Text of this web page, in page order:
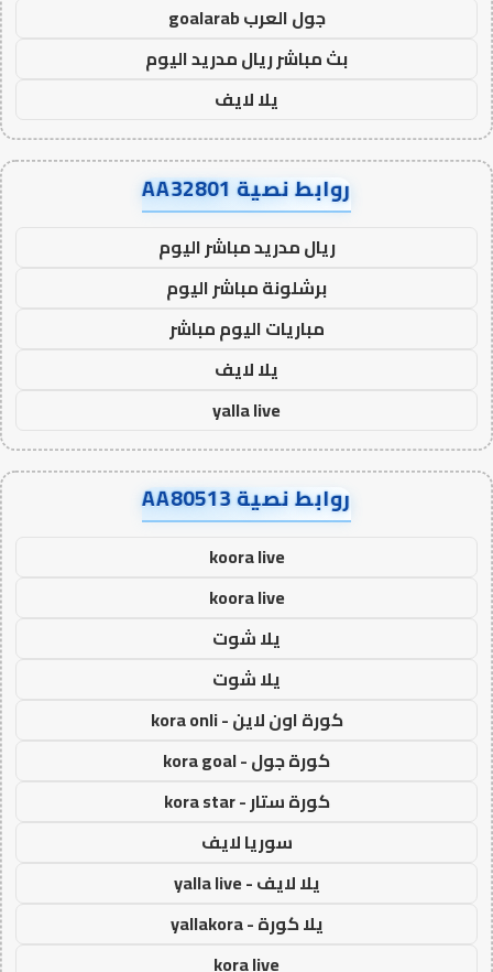
جول العرب goalarab
بث مباشر ريال مدريد اليوم
يلا لايف
روابط نصية AA32801
ريال مدريد مباشر اليوم
برشلونة مباشر اليوم
مباريات اليوم مباشر
يلا لايف
yalla live
روابط نصية AA80513
koora live
koora live
يلا شوت
يلا شوت
كورة اون لاين - kora onli
كورة جول - kora goal
كورة ستار - kora star
سوريا لايف
يلا لايف - yalla live
يلا كورة - yallakora
kora live